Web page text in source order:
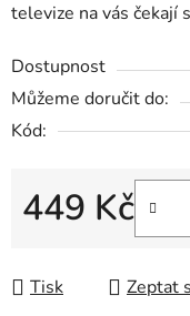
televize na vás čekají
Dostupnost
Můžeme doručit do:
Kód:
449 Kč
Tisk Zeptat